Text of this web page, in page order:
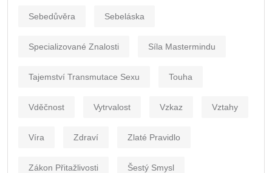
Sebedůvěra Sebeláska
Specializované Znalosti Síla Mastermindu
Tajemství Transmutace Sexu Touha
Vděčnost Vytrvalost Vzkaz Vztahy
Víra Zdraví Zlaté Pravidlo
Zákon Přitažlivosti Šestý Smysl